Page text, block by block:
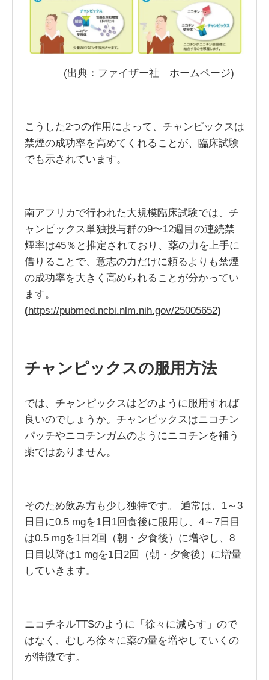
(出典：ファイザー社 ホームページ)
こうした2つの作用によって、チャンピックスは
禁煙の成功率を高めてくれることが、臨床試験
でも示されています。
南アフリカで行われた大規模臨床試験では、チ
ャンピックス単独投与群の9〜12週目の連続禁
煙率は45％と推定されており、薬の力を上手に
借りることで、意志の力だけに頼るよりも禁煙
の成功率を大きく高められることが分かってい
ます。
(https://pubmed.ncbi.nlm.nih.gov/25005652)
チャンピックスの服用方法
では、チャンピックスはどのように服用すれば
良いのでしょうか。チャンピックスはニコチン
パッチやニコチンガムのようにニコチンを補う
薬ではありません。
そのため飲み方も少し独特です。 通常は、1～3
日目に0.5 mgを1日1回食後に服用し、4～7日目
は0.5 mgを1日2回（朝・夕食後）に増やし、8
日目以降は1 mgを1日2回（朝・夕食後）に増量
していきます。
ニコチネルTTSのように「徐々に減らす」ので
はなく、むしろ徐々に薬の量を増やしていくの
が特徴です。